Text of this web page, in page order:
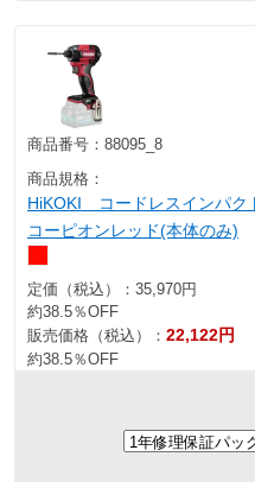
商品番号： 88095_8
商品規格：
HiKOKI コードレスインパ
コーピオンレッド(本体のみ)
定価（税込）： 35,970円
約38.5％OFF
販売価格（税込）： 22,122円
約38.5％OFF